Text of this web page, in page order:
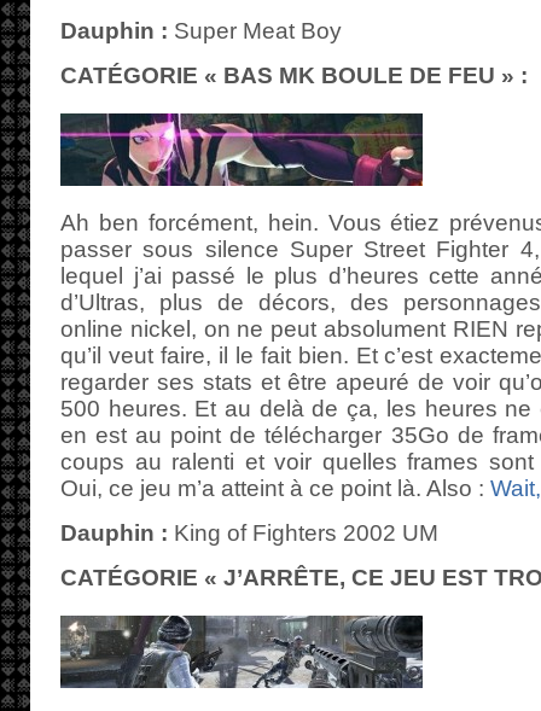
Dauphin : Super Meat Boy
CATÉGORIE « BAS MK BOULE DE FEU » :
Ah ben forcément, hein. Vous étiez
passer sous silence Super Street Fighter
lequel j’ai passé le plus d’heures cette
d’Ultras, plus de décors, des
online nickel, on ne peut absolument RIEN
qu’il veut faire, il le fait bien. Et c’est
regarder ses stats et être apeuré de voir
500 heures. Et au delà de ça, les heures
en est au point de télécharger 35Go de
coups au ralenti et voir quelles frames
Oui, ce jeu m’a atteint à ce point là. Also :
Dauphin : King of Fighters 2002 UM
CATÉGORIE « J’ARRÊTE, CE JEU EST